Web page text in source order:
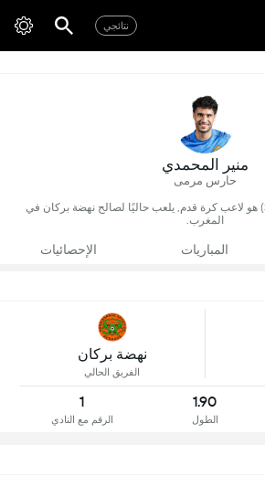
نتائجي
منير المحمدي
حارس مرمى
منير المحمدي (المغرب, 37) هو لاعب كرة قدم, يلعب حاليًا لصالح نهضة بركان في
المغرب.
المباريات الإحصائيات
نهضة بركان
الفريق الحالي
1.90
الطول
1
الرقم مع النادي